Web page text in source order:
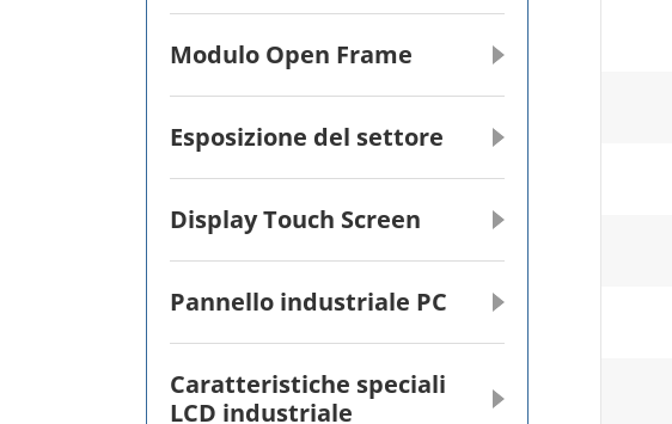
Modulo Open Frame
Esposizione del settore
Display Touch Screen
Pannello industriale PC
Caratteristiche speciali
LCD industriale